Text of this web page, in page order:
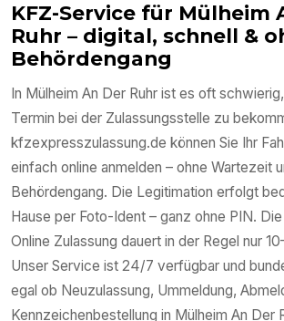
KFZ-Service für Mülheim
Ruhr – digital, schnell &
Behördengang
In Mülheim An Der Ruhr ist es oft
Termin bei der Zulassungsstelle zu
kfzexpresszulassung.de können Sie Ihr
einfach online anmelden – ohne Wartezeit
Behördengang. Die Legitimation erfolgt
Hause per Foto-Ident – ganz ohne PIN.
Online Zulassung dauert in der Regel nur
Unser Service ist 24/7 verfügbar und
egal ob Neuzulassung, Ummeldung,
Kennzeichenbestellung in Mülheim An Der